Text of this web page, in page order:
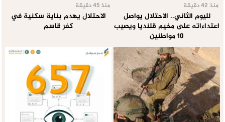
منذ 42 دقيقة
لليوم الثاني.. الاحتلال يواصل
اعتداءاته على مخيم قلنديا ويصيب
10 مواطنين
منذ 45 دقيقة
الاحتلال يهدم بناية سكنية في
كفر قاسم